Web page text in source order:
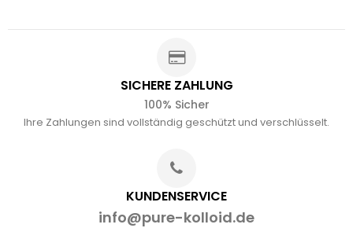
SICHERE ZAHLUNG
100% Sicher
Ihre Zahlungen sind vollständig geschützt und verschlüsselt.
KUNDENSERVICE
info@pure-kolloid.de